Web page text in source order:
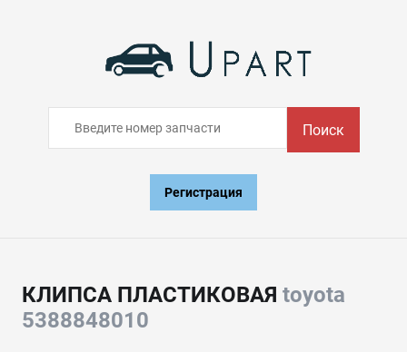
Поиск
Регистрация
КЛИПСА ПЛАСТИКОВАЯ toyota
5388848010